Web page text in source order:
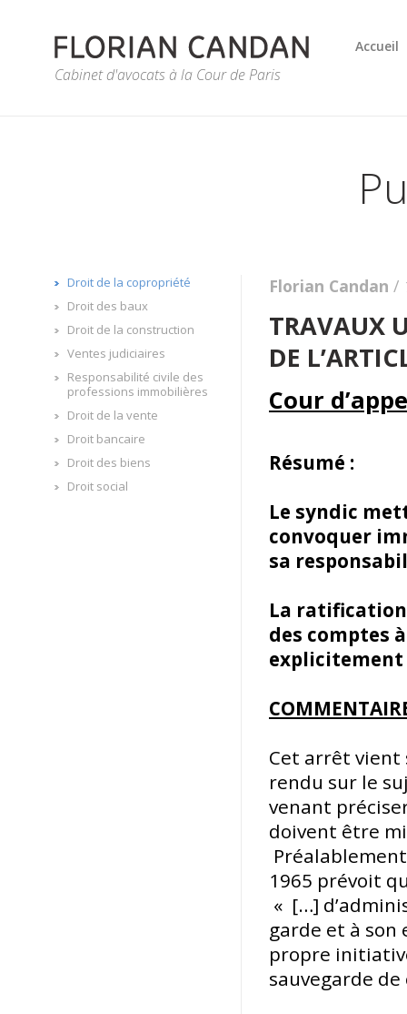
Cabinet d'avocats à la Cour de Paris
Accueil
Droit de la copropriété
Droit des baux
Droit de la construction
Ventes judiciaires
Responsabilité civile des
professions immobilières
Droit de la vente
Droit bancaire
Droit des biens
Droit social
Florian Candan /
TRAVAUX
DE
Cour
Résumé :
Le syndic
convoquer
sa
La
des comptes
Cet arrêt vient
rendu sur le
venant
doivent être
1965 prévoit
« […]
garde et à son
propre
sauvegarde de